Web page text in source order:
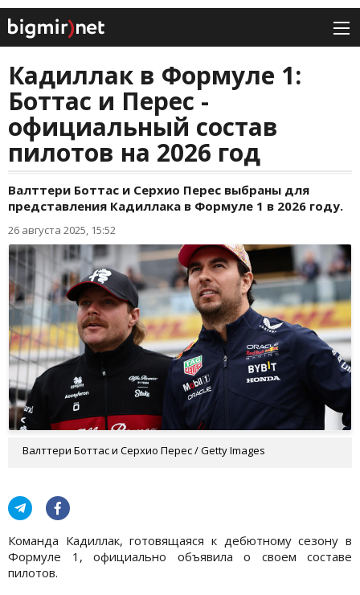
Кадиллак в Формуле 1:
Боттас и Перес -
официальный состав
пилотов на 2026 год
Валттери Боттас и Серхио Перес выбраны для
представления Кадиллака в Формуле 1 в 2026 году.
26 августа 2025, 15:52
Валттери Боттас и Серхио Перес / Getty Images
Команда Кадиллак, готовящаяся к дебютному сезону в
Формуле 1, официально объявила о своем составе
пилотов.